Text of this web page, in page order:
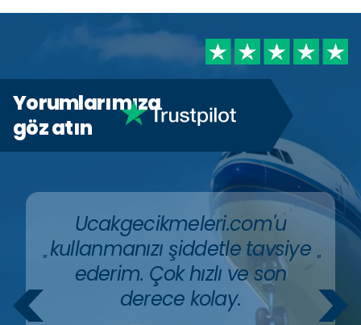
Yorumlarımıza
göz atın
"
Ucakgecikmeleri.com'u
kullanmanızı şiddetle tavsiye
ederim. Çok hızlı ve son
derece kolay.
"